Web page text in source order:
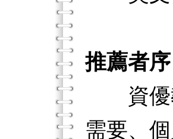
推薦者序
資優教
需要、